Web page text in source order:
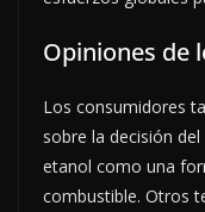
Opiniones de
Los consumidores
sobre la decisión
etanol como una
combustible. Otros